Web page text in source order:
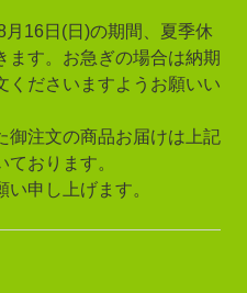
16日(日)の期間、夏季休
ます。お急ぎの場合は納期
くださいますようお願いい
御注文の商品お届けは上記
ております。
申し上げます。